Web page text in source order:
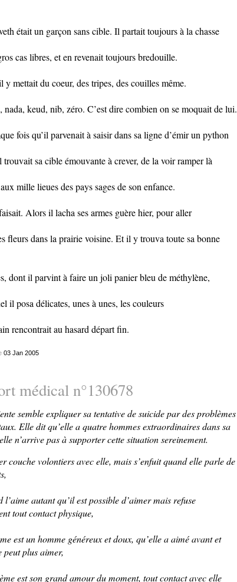
était un garçon sans cible. Il partait toujours à la chasse
cas libres, et en revenait toujours bredouille.
y mettait du coeur, des tripes, des couilles même.
nada, keud, nib, zéro. C’est dire combien on se moquait de lui.
fois qu’il parvenait à saisir dans sa ligne d’émir un python
sa cible émouvante à crever, de la voir ramper là
mille lieues des pays sages de son enfance.
Alors il lacha ses armes guère hier, pour aller
fleurs dans la prairie voisine. Et il y trouva toute sa bonne
dont il parvint à faire un joli panier bleu de méthylène,
il posa délicates, unes à unes, les couleurs
rencontrait au hasard départ fin.
03 Jan 2005
médical n°130678
semble expliquer sa tentative de suicide par des problèmes
Elle dit qu’elle a quatre hommes extraordinaires dans sa
n’arrive pas à supporter cette situation sereinement.
couche volontiers avec elle, mais s’enfuit quand elle parle de
l’aime autant qu’il est possible d’aimer mais refuse
tout contact physique,
est un homme généreux et doux, qu’elle a aimé avant et
peut plus aimer,
est son grand amour du moment, tout contact avec elle